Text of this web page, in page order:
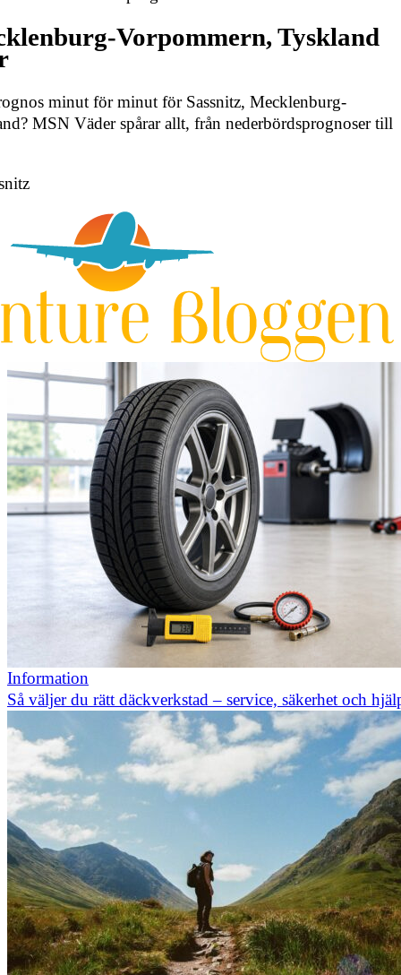
Vorpommern, Tyskland
minut för minut för Sassnitz, Mecklenburg-
MSN Väder spårar allt, från nederbördsprognoser till
Information
Så väljer du rätt däckverkstad – service, säkerhet och